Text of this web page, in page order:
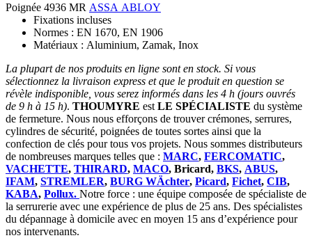
Poignée 4936 MR ASSA ABLOY
Fixations incluses
Normes : EN 1670, EN 1906
Matériaux : Aluminium, Zamak, Inox
La plupart de nos produits en ligne sont en stock. Si vous
sélectionnez la livraison express et que le produit en question se
révèle indisponible, vous serez informés dans les 4 h (jours ouvrés
de 9 h à 15 h). THOUMYRE est LE SPÉCIALISTE du système
de fermeture. Nous nous efforçons de trouver crémones, serrures,
cylindres de sécurité, poignées de toutes sortes ainsi que la
confection de clés pour tous vos projets. Nous sommes distributeurs
de nombreuses marques telles que : MARC, FERCOMATIC,
VACHETTE, THIRARD, MACO, Bricard, BKS, ABUS,
IFAM, STREMLER, BURG WÄchter, Picard, Fichet, CIB,
KABA, Pollux. Notre force : une équipe composée de spécialiste de
la serrurerie avec une expérience de plus de 25 ans. Des spécialistes
du dépannage à domicile avec en moyen 15 ans d’expérience pour
nos intervenants.